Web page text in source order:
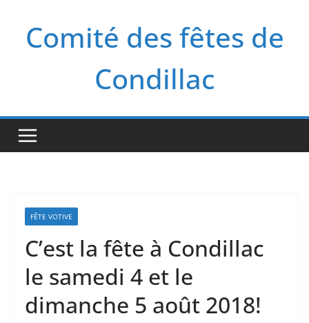
contenuComité des fêtes de
Condillac
FÊTE VOTIVE
C’est la fête à Condillac
le samedi 4 et le
dimanche 5 août 2018!